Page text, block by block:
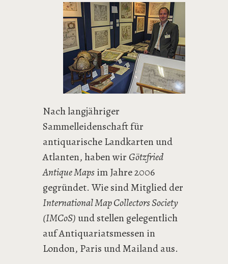
Nach langjähriger
Sammelleidenschaft für
antiquarische Landkarten und
Atlanten, haben wir Götzfried
Antique Mapsim Jahre 2006
gegründet. Wie sind Mitglied der
International Map Collectors Society
(IMCoS) und stellen gelegentlich
auf Antiquariatsmessen in
London, Paris und Mailand aus.